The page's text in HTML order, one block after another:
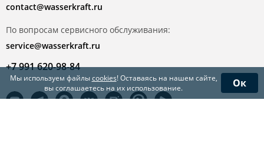
Мы используем файлыcookies! Оставаясь на нашем сайте,
вы соглашаетесь на их использование.
Ок
contact@wasserkraft.ru
По вопросам сервисного обслуживания:
service@wasserkraft.ru
+7 991 620-98-84